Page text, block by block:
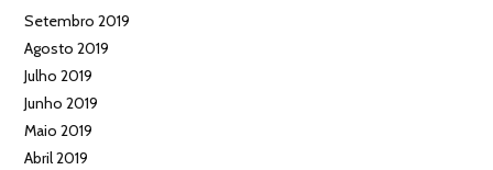
Setembro 2019
Agosto 2019
Julho 2019
Junho 2019
Maio 2019
Abril 2019